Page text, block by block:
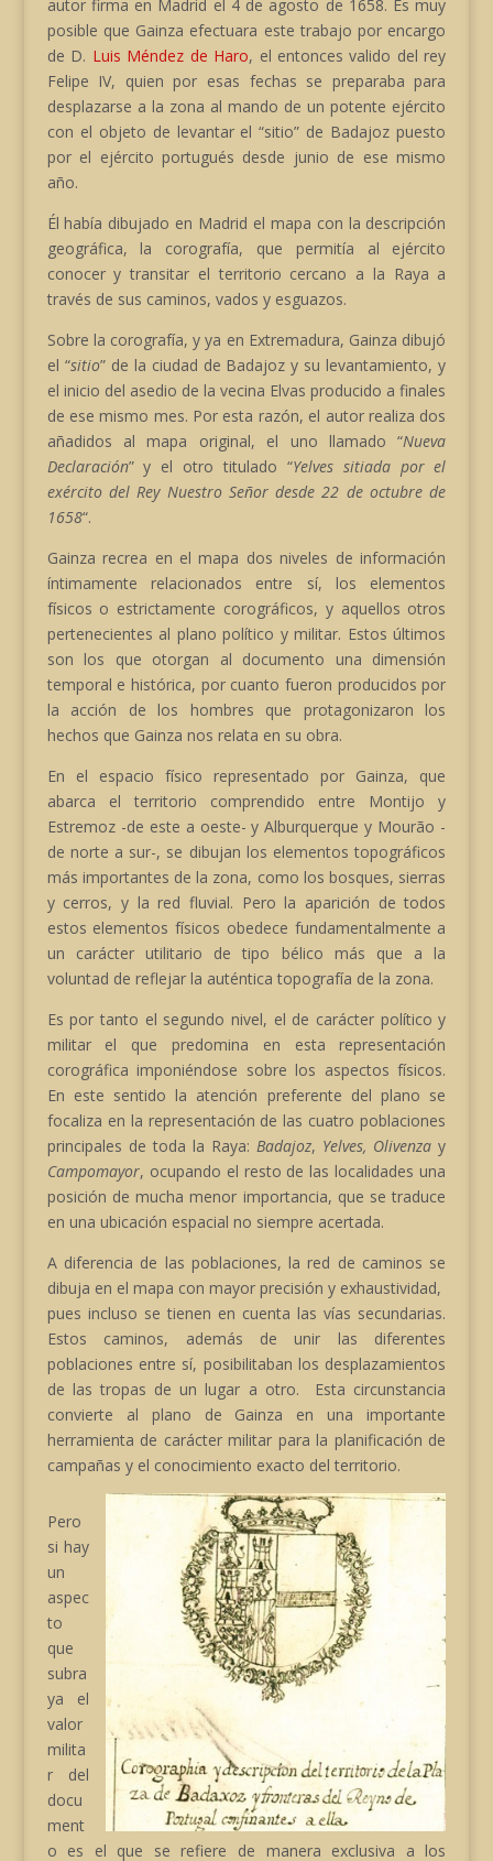
autor firma en Madrid el 4 de agosto de 1658. Es muy
posible que Gainza efectuara este trabajo por encargo
de D. Luis Méndez de Haro, el entonces valido del rey
Felipe IV, quien por esas fechas se preparaba para
desplazarse a la zona al mando de un potente ejército
con el objeto de levantar el “sitio” de Badajoz puesto
por el ejército portugués desde junio de ese mismo
año.
Él había dibujado en Madrid el mapa con la descripción
geográfica, la corografía, que permitía al ejército
conocer y transitar el territorio cercano a la Raya a
través de sus caminos, vados y esguazos.
Sobre la corografía, y ya en Extremadura, Gainza dibujó
el “sitio” de la ciudad de Badajoz y su levantamiento, y
el inicio del asedio de la vecina Elvas producido a finales
de ese mismo mes. Por esta razón, el autor realiza dos
añadidos al mapa original, el uno llamado “Nueva
Declaración” y el otro titulado “Yelves sitiada por el
exército del Rey Nuestro Señor desde 22 de octubre de
1658“.
Gainza recrea en el mapa dos niveles de información
íntimamente relacionados entre sí, los elementos
físicos o estrictamente corográficos, y aquellos otros
pertenecientes al plano político y militar. Estos últimos
son los que otorgan al documento una dimensión
temporal e histórica, por cuanto fueron producidos por
la acción de los hombres que protagonizaron los
hechos que Gainza nos relata en su obra.
En el espacio físico representado por Gainza, que
abarca el territorio comprendido entre Montijo y
Estremoz -de este a oeste- y Alburquerque y Mourão -
de norte a sur-, se dibujan los elementos topográficos
más importantes de la zona, como los bosques, sierras
y cerros, y la red fluvial. Pero la aparición de todos
estos elementos físicos obedece fundamentalmente a
un carácter utilitario de tipo bélico más que a la
voluntad de reflejar la auténtica topografía de la zona.
Es por tanto el segundo nivel, el de carácter político y
militar el que predomina en esta representación
corográfica imponiéndose sobre los aspectos físicos.
En este sentido la atención preferente del plano se
focaliza en la representación de las cuatro poblaciones
principales de toda la Raya:Badajoz, Yelves, Olivenza y
Campomayor, ocupando el resto de las localidades una
posición de mucha menor importancia, que se traduce
en una ubicación espacial no siempre acertada.
A diferencia de las poblaciones, la red de caminos se
dibuja en el mapa con mayor precisión y exhaustividad,
pues incluso se tienen en cuenta las vías secundarias.
Estos caminos, además de unir las diferentes
poblaciones entre sí, posibilitaban los desplazamientos
de las tropas de un lugar a otro. Esta circunstancia
convierte al plano de Gainza en una importante
herramienta de carácter militar para la planificación de
campañas y el conocimiento exacto del territorio.
Pero
si hay
un
aspec
to
que
subra
ya el
valor
milita
r del
docu
ment
o es el que se refiere de manera exclusiva a los